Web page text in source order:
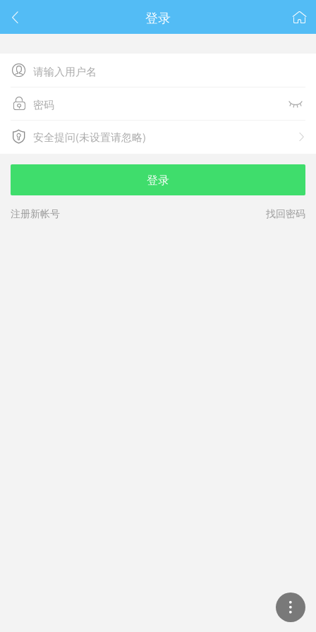
 
登录

 
 
安全提问(未设置请忽略)
安全提问(未设置请忽略)
登录
注册新帐号 找回密码